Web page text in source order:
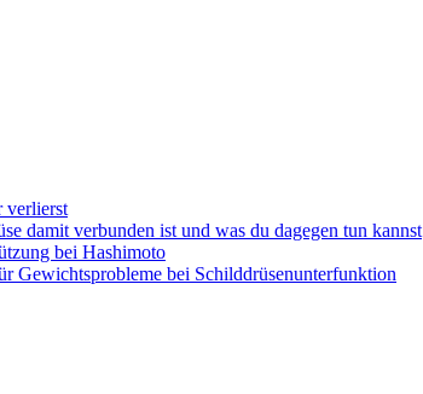
verlierst
damit verbunden ist und was du dagegen tun kannst
bei Hashimoto
Gewichtsprobleme bei Schilddrüsenunterfunktion